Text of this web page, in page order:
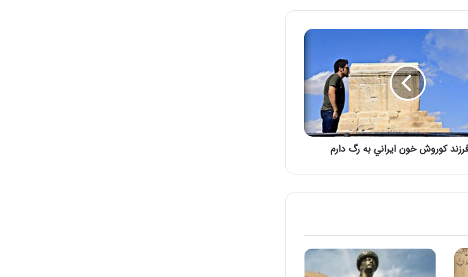
یادگار عصر ساسانی در شمال جمهوری باکو،
مجذوب کننده است
دانلود کتاب سبک شناسی معماری ایرانی،
استاد محمدکریم پیرنیا
شاه اسماعیل ٬ حکومت صفویه ٬ هویت ملی
ایرانیکوروش خون ايراني به رگ دارم